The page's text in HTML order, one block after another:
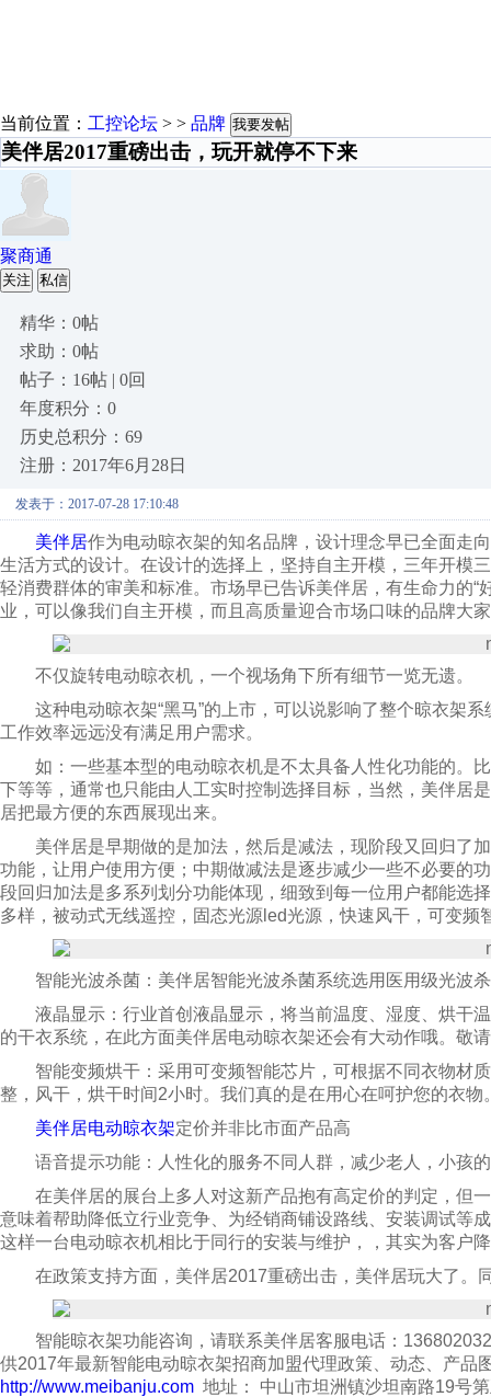
当前位置： 工控论坛 > > 品牌 我要发帖
美伴居2017重磅出击，玩开就停不下来
聚商通
关注 私信
精华：0帖
求助：0帖
帖子：16帖 | 0回
年度积分：0
历史总积分：69
注册：2017年6月28日
发表于：2017-07-28 17:10:48
美伴居作为电动晾衣架的知名品牌，设计理念早已全面走
生活方式的设计。在设计的选择上，坚持自主开模，三年开模
轻消费群体的审美和标准。市场早已告诉美伴居，有生命力的
业，可以像我们自主开模，而且高质量迎合市场口味的品牌大
不仅旋转电动晾衣机，一个视场角下所有细节一览无遗。
这种电动晾衣架“黑马”的上市，可以说影响了整个晾衣架系
工作效率远远没有满足用户需求。
如：一些基本型的电动晾衣机是不太具备人性化功能的。
下等等，通常也只能由人工实时控制选择目标，当然，美伴居
居把最方便的东西展现出来。
美伴居是早期做的是加法，然后是减法，现阶段又回归了
功能，让用户使用方便；中期做减法是逐步减少一些不必要的
段回归加法是多系列划分功能体现，细致到每一位用户都能选
多样，被动式无线遥控，固态光源led光源，快速风干，可变
智能光波杀菌：美伴居智能光波杀菌系统选用医用级光波
液晶显示：行业首创液晶显示，将当前温度、湿度、烘干
的干衣系统，在此方面美伴居电动晾衣架还会有大动作哦。敬
智能变频烘干：采用可变频智能芯片，可根据不同衣物材
整，风干，烘干时间2小时。我们真的是在用心在呵护您的衣物
美伴居电动晾衣架定价并非比市面产品高
语音提示功能：人性化的服务不同人群，减少老人，小孩
在美伴居的展台上多人对这新产品抱有高定价的判定，但
意味着帮助降低立行业竞争、为经销商铺设路线、安装调试等
这样一台电动晾衣机相比于同行的安装与维护，，其实为客户
在政策支持方面，美伴居2017重磅出击，美伴居玩大了。
智能晾衣架功能咨询，请联系美伴居客服电话：
供2017年最新智能电动晾衣架招商加盟代理政策、动态、产
http://www.meibanju.com 地址： 中山市坦洲镇沙坦南路19号